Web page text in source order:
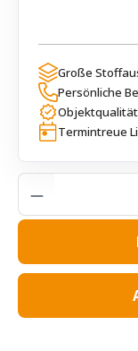
Große
Persönliche
Objektqualität
Termintreue
Produkt